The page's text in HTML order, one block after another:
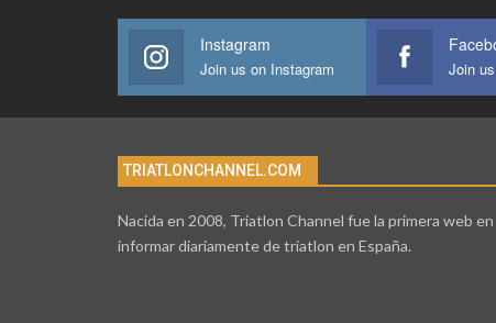
Instagram
Join us on Instagram Join
TRIATLONCHANNEL.COM
Nacida en 2008, Triatlon Channel fue la primera web en
informar diariamente de triatlon en España.